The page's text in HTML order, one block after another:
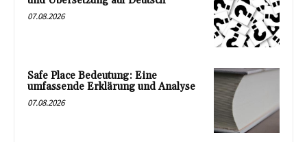
07.08.2026
Safe Place Bedeutung: Eine
umfassende Erklärung und Analyse
07.08.2026